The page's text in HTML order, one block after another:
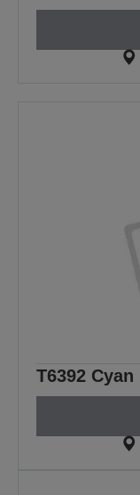
T6392 Cyan